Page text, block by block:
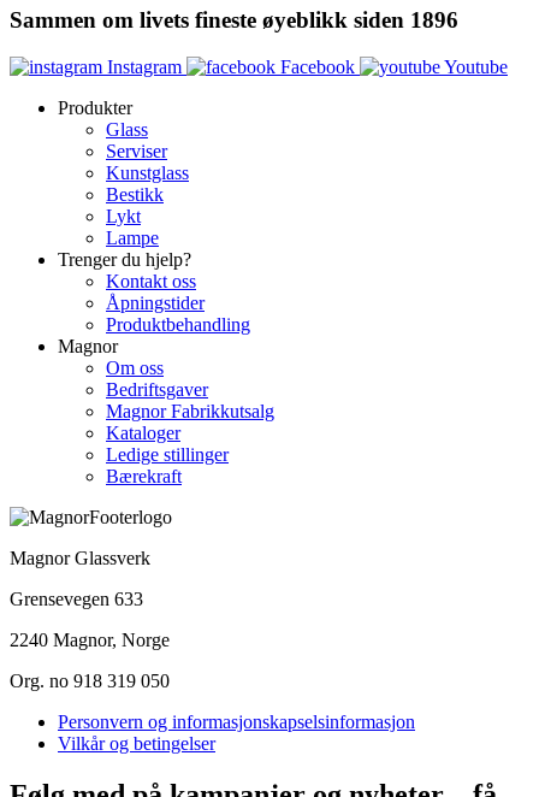
Sammen om livets fineste øyeblikk siden 1896
Instagram Facebook
Youtube
Produkter
Glass
Serviser
Kunstglass
Bestikk
Lykt
Lampe
Trenger du hjelp?
Kontakt oss
Åpningstider
Produktbehandling
Magnor
Om oss
Bedriftsgaver
Magnor Fabrikkutsalg
Kataloger
Ledige stillinger
Bærekraft
Magnor Glassverk
Grensevegen 633
2240 Magnor, Norge
Org. no 918 319 050
Personvern og informasjonskapselsinformasjon
Vilkår og betingelser